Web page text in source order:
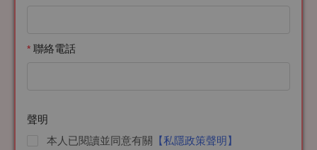
聯絡電話
聲明
本人已閱讀並同意有關
【私隱政策聲明】